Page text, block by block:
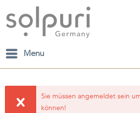
Menu
Sie müssen angemeldet sein
können!